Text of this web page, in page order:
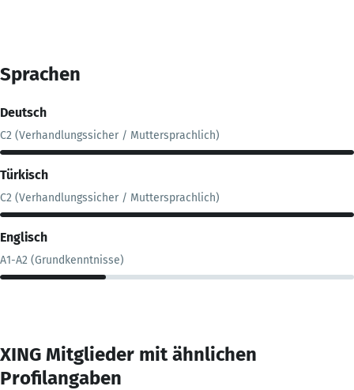
Sprachen
Deutsch
C2 (Verhandlungssicher / Muttersprachlich)
Türkisch
C2 (Verhandlungssicher / Muttersprachlich)
Englisch
A1-A2 (Grundkenntnisse)
XING Mitglieder mit ähnlichen
Profilangaben